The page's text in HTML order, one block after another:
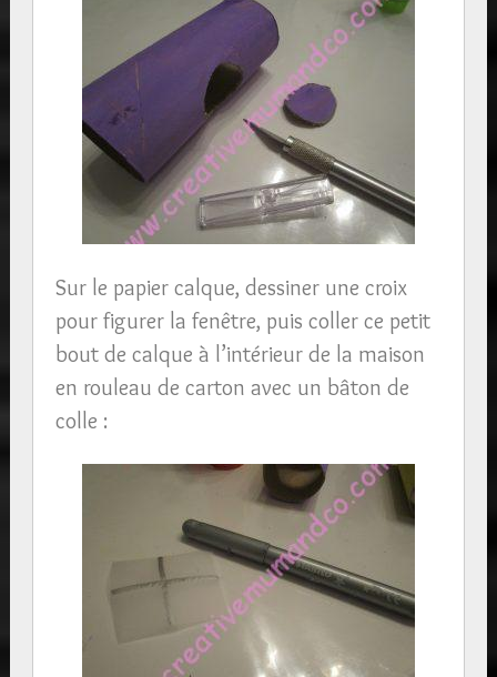
Sur le papier calque, dessiner une croix
pour figurer la fenêtre, puis coller ce petit
bout de calque à l’intérieur de la maison
en rouleau de carton avec un bâton de
colle :